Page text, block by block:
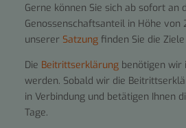
Gerne können Sie sich ab sofort
Genossenschaftsanteil in Höhe
unserer Satzung finden Sie die
Die Beitrittserklärung benötigen wir
werden. Sobald wir die
in Verbindung und betätigen Ihnen
Tage.